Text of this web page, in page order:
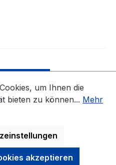
Mehrwertsteuer zzgl.
um Ihnen die
bieten zu können... Mehr
akzeptieren